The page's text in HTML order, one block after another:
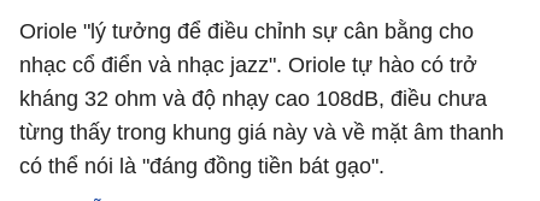
Oriole "lý tưởng để điều chỉnh sự cân bằng cho
nhạc cổ điển và nhạc jazz". Oriole tự hào có trở
kháng 32 ohm và độ nhạy cao 108dB, điều chưa
từng thấy trong khung giá này và về mặt âm thanh
có thể nói là "đáng đồng tiền bát gạo".